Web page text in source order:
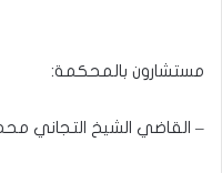
مستشارون بالمحكمة:
– القاضي الشيخ التجاني